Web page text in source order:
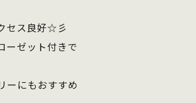
セス良好☆彡
ーゼット付きで
ーにもおすすめ